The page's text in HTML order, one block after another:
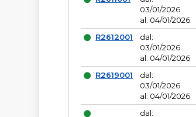
03/01/2026
al: 04/01/2026
R2612001
dal:
03/01/2026
al: 04/01/2026
R2619001
dal:
03/01/2026
al: 04/01/2026
dal: